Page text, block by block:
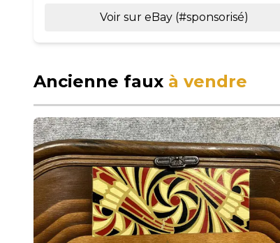
Voir sur eBay (#sponsorisé)
Ancienne faux à vendre